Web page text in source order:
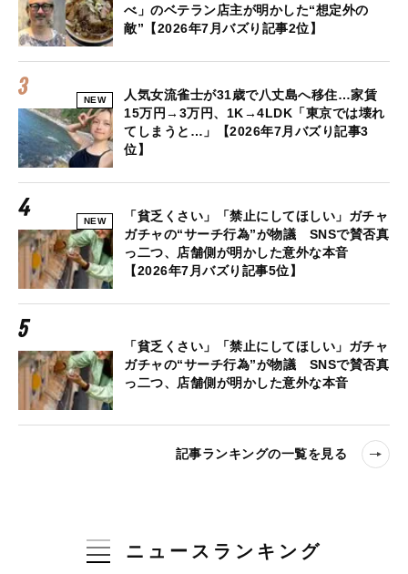
べ」のベテラン店主が明かした“想定外の
敵”【2026年7月バズり記事2位】
NEW
人気女流雀士が31歳で八丈島へ移住…家賃
15万円→3万円、1K→4LDK「東京では壊れ
てしまうと…」【2026年7月バズり記事3
位】
NEW
「貧乏くさい」「禁止にしてほしい」ガチャ
ガチャの“サーチ行為”が物議 SNSで賛否真
っ二つ、店舗側が明かした意外な本音
【2026年7月バズり記事5位】
「貧乏くさい」「禁止にしてほしい」ガチャ
ガチャの“サーチ行為”が物議 SNSで賛否真
っ二つ、店舗側が明かした意外な本音
記事ランキングの一覧を見る
ニュースランキング